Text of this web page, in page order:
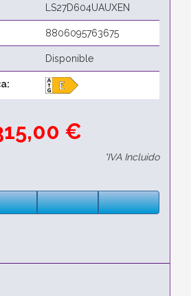
LS27D604UAUXEN
8806095763675
Disponible
€
*IVA Incluido